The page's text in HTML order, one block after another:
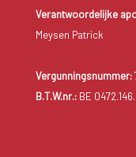
Verantwoordelijke
Meysen Patrick
Vergunningsnummer:
B.T.W.nr.:BE